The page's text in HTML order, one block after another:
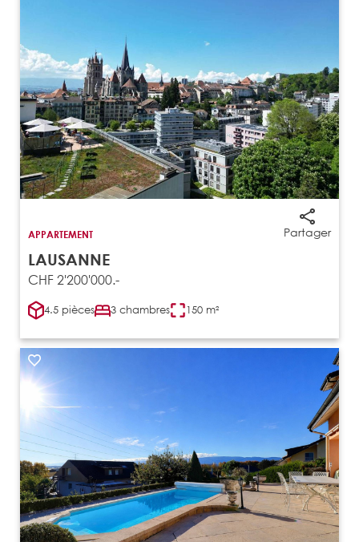
Partager
APPARTEMENT
LAUSANNE
CHF 2'200'000.-
4.5 pièces 3 chambres 150 m²